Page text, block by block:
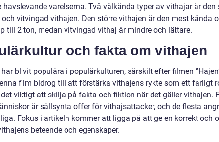
havslevande varelserna. Två välkända typer av vithajar är den
vitvingad vithajen. Den större vithajen är den mest kända
till 2 ton, medan vitvingad vithaj är mindre och lättare.
och fakta om vithajen
blivit populära i populärkulturen, särskilt efter filmen
film bidrog till att förstärka vithajens rykte som ett farligt
viktigt att skilja på fakta och fiktion när det gäller vithajen.
är sällsynta offer för vithajsattacker, och de flesta
Fokus i artikeln kommer att ligga på att ge en korrekt och
beteende och egenskaper.